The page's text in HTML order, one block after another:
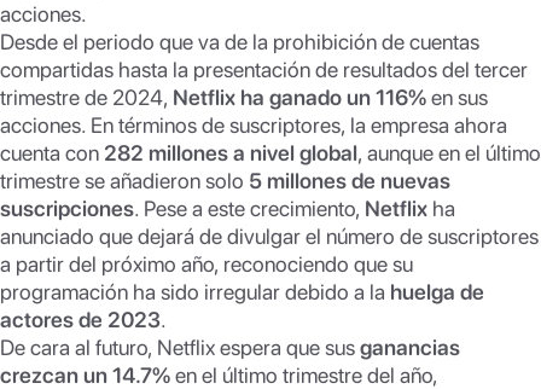
acciones.
Desde el periodo que va de la prohibición de cuentas
compartidas hasta la presentación de resultados del tercer
trimestre de 2024, Netflix ha ganado un 116%en sus
acciones. En términos de suscriptores, la empresa ahora
cuenta con 282 millones a nivel global, aunque en el último
trimestre se añadieron solo 5 millones de nuevas
suscripciones. Pese a este crecimiento, Netflix ha
anunciado que dejará de divulgar el número de suscriptores
a partir del próximo año, reconociendo que su
programación ha sido irregular debido a la huelga de
actores de 2023.
De cara al futuro, Netflix espera que susganancias
crezcan un 14.7%en el último trimestre del año,